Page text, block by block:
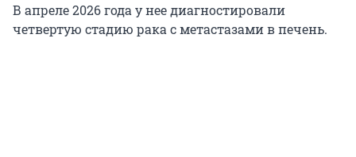
В апреле 2026 года у нее диагностировали
четвертую стадию рака с метастазами в печень.